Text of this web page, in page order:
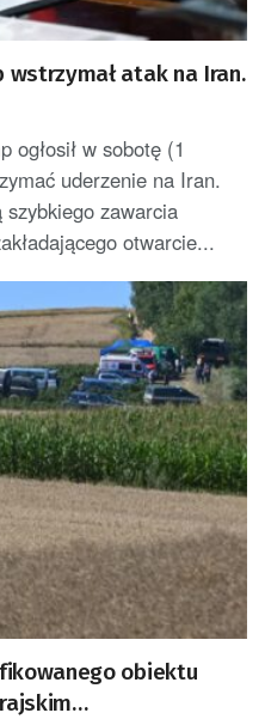
wstrzymał atak na Iran.
ogłosił w sobotę (1
uderzenie na Iran.
szybkiego zawarcia
otwarcie...
obiektu